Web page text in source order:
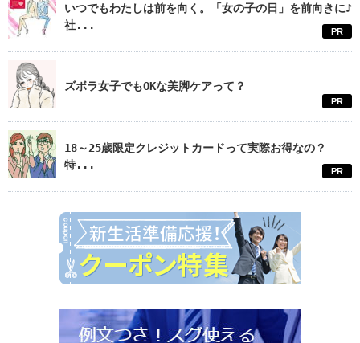
いつでもわたしは前を向く。「女の子の日」を前向きに♪
社...
PR
ズボラ女子でもOKな美脚ケアって？
PR
18～25歳限定クレジットカードって実際お得なの？
特...
PR